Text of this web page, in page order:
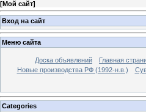
[Мой сайт]
Вход на сайт
Меню сайта
Доска объявлений Главная
Новые производства РФ (1992-н.в.)
Categories